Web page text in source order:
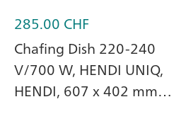
285.00 CHF
Chafing Dish 220-240
V/700 W, HENDI UNIQ,
HENDI, 607 x 402 mm,